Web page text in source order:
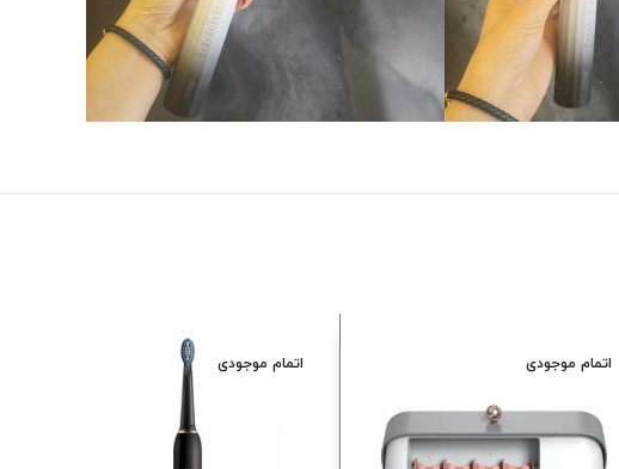
اتمام موجودی اتمام موجودی